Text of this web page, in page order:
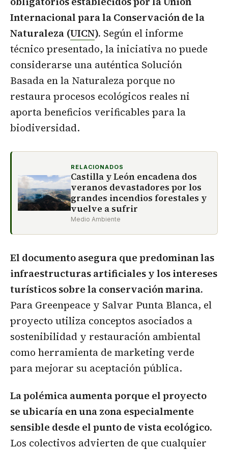
Internacional para la Conservación de la
Naturaleza (UICN). Según el informe
técnico presentado, la iniciativa no puede
considerarse una auténtica Solución
Basada en la Naturaleza porque no
restaura procesos ecológicos reales ni
aporta beneficios verificables para la
biodiversidad.
RELACIONADOS
Castilla y León encadena dos
veranos devastadores por los
grandes incendios forestales y
vuelve a sufrir
Medio Ambiente
El documento asegura que predominan las
infraestructuras artificiales y los intereses
turísticos sobre la conservación marina.
Para Greenpeace y Salvar Punta Blanca, el
proyecto utiliza conceptos asociados a
sostenibilidad y restauración ambiental
como herramienta de marketing verde
para mejorar su aceptación pública.
La polémica aumenta porque el proyecto
se ubicaría en una zona especialmente
sensible desde el punto de vista ecológico.
Los colectivos advierten de que cualquier